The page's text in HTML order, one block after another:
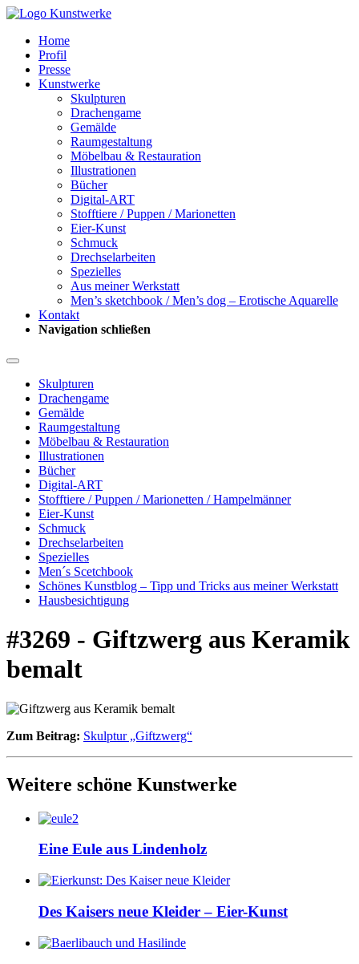
Home
Profil
Presse
Kunstwerke
Skulpturen
Drachengame
Gemälde
Raumgestaltung
Möbelbau & Restauration
Illustrationen
Bücher
Digital-ART
Stofftiere / Puppen / Marionetten
Eier-Kunst
Schmuck
Drechselarbeiten
Spezielles
Aus meiner Werkstatt
Men’s sketchbook / Men’s dog – Erotische Aquarelle
Kontakt
Navigation schließen
Skulpturen
Drachengame
Gemälde
Raumgestaltung
Möbelbau & Restauration
Illustrationen
Bücher
Digital-ART
Stofftiere / Puppen / Marionetten / Hampelmänner
Eier-Kunst
Schmuck
Drechselarbeiten
Spezielles
Men´s Scetchbook
Schönes Kunstblog – Tipp und Tricks aus meiner Werkstatt
Hausbesichtigung
#3269 - Giftzwerg aus Keramik
bemalt
Zum Beitrag: Skulptur „Giftzwerg“
Weitere schöne Kunstwerke
Eine Eule aus Lindenholz
Des Kaisers neue Kleider – Eier-Kunst